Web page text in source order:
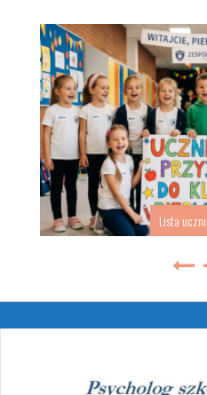
Lista